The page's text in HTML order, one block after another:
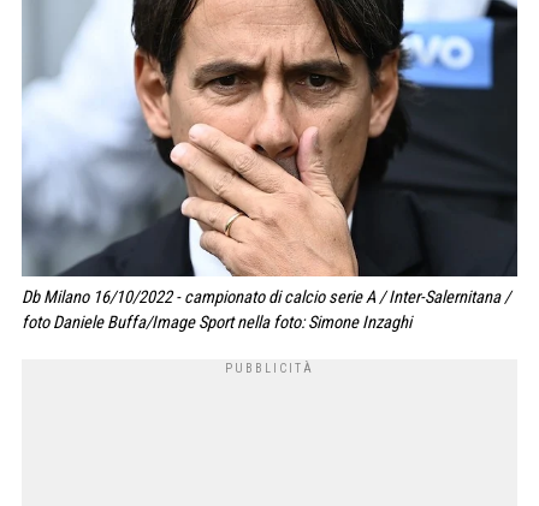
Db Milano 16/10/2022 - campionato di calcio serie A / Inter-Salernitana /
foto Daniele Buffa/Image Sport nella foto: Simone Inzaghi